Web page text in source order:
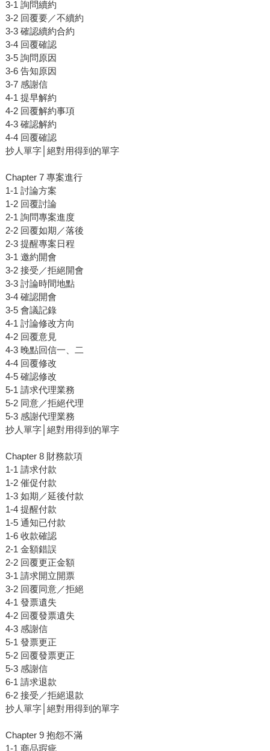
3-1 詢問續約
3-2 回覆要／不續約
3-3 確認續約合約
3-4 回覆確認
3-5 詢問原因
3-6 告知原因
3-7 感謝信
4-1 提早解約
4-2 回覆解約事項
4-3 確認解約
4-4 回覆確認
抄人單字│絕對用得到的單字
Chapter 7 專案進行
1-1 討論方案
1-2 回覆討論
2-1 詢問專案進度
2-2 回覆如期／落後
2-3 提醒專案日程
3-1 邀約開會
3-2 接受／拒絕開會
3-3 討論時間地點
3-4 確認開會
3-5 會議記錄
4-1 討論修改方向
4-2 回覆意見
4-3 晚點回信一、二
4-4 回覆修改
4-5 確認修改
5-1 請求代理業務
5-2 同意／拒絕代理
5-3 感謝代理業務
抄人單字│絕對用得到的單字
Chapter 8 財務款項
1-1 請求付款
1-2 催促付款
1-3 如期／延後付款
1-4 提醒付款
1-5 通知已付款
1-6 收款確認
2-1 金額錯誤
2-2 回覆更正金額
3-1 請求開立開票
3-2 回覆同意／拒絕
4-1 發票遺失
4-2 回覆發票遺失
4-3 感謝信
5-1 發票更正
5-2 回覆發票更正
5-3 感謝信
6-1 請求退款
6-2 接受／拒絕退款
抄人單字│絕對用得到的單字
Chapter 9 抱怨不滿
1-1 商品瑕疵